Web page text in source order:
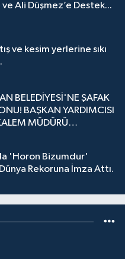
ve Ali Düşmez’e Destek...
ve kesim yerlerine sıkı
BELEDİYESİ'NE ŞAFAK
BAŞKAN YARDIMCISI
MÜDÜRÜ
'Horon Bizumdur'
Rekoruna İmza Attı.